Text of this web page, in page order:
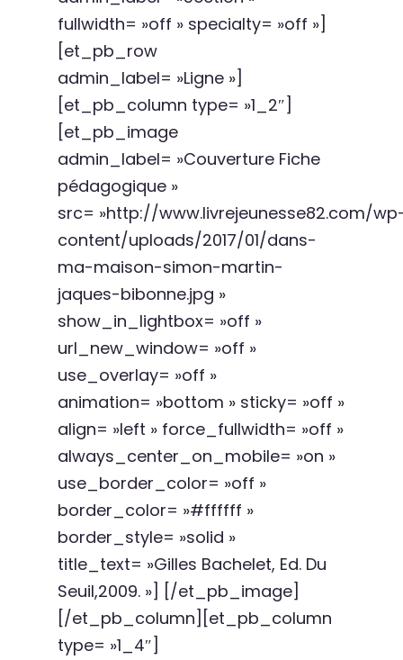
fullwidth= »off » specialty= »off »]
[et_pb_row
admin_label= »Ligne »]
[et_pb_column type= »1_2″]
[et_pb_image
admin_label= »Couverture Fiche
pédagogique »
src= »http://www.livrejeunesse82.com/
content/uploads/2017/01/dans-
ma-maison-simon-martin-
jaques-bibonne.jpg »
show_in_lightbox= »off »
url_new_window= »off »
use_overlay= »off »
animation= »bottom » sticky= »off »
align= »left » force_fullwidth= »off »
always_center_on_mobile= »on »
use_border_color= »off »
border_color= »#ffffff »
border_style= »solid »
title_text= »Gilles Bachelet, Ed. Du
Seuil,2009. »] [/et_pb_image]
[/et_pb_column][et_pb_column
type= »1_4″]